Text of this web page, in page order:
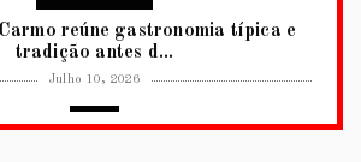
reúne gastronomia típica e
tradição antes d...
Julho 10, 2026